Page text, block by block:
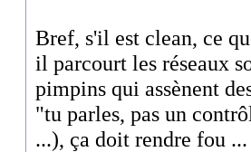
Bref, s'il est clean, ce
il parcourt les réseaux
pimpins qui assènent
"tu parles, pas un
...), ça doit rendre fou ...